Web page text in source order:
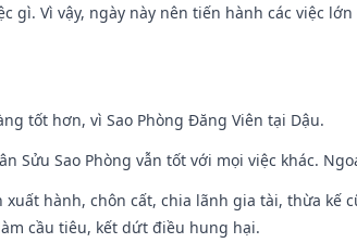
gì. Vì vậy, ngày này nên tiến hành các việc
tốt hơn, vì Sao Phòng Đăng Viên tại Dậu.
Sửu Sao Phòng vẫn tốt với mọi việc khác.
xuất hành, chôn cất, chia lãnh gia tài, thừa
cầu tiêu, kết dứt điều hung hại.